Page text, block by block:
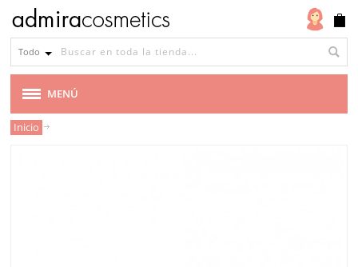
Todo
MENÚ
MARCAS
Inicio